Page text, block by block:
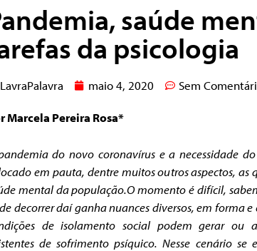
saúde
da psicologia
LavraPalavra maio 4, 2020 Sem
Marcela Pereira Rosa*
do novo coronavírus e a necessidade
em pauta, dentre muitos outros aspectos, as
mental da população.O momento é difícil,
decorrer daí ganha nuances diversos, em forma
de isolamento social podem gerar ou
de sofrimento psíquico. Nesse cenário se